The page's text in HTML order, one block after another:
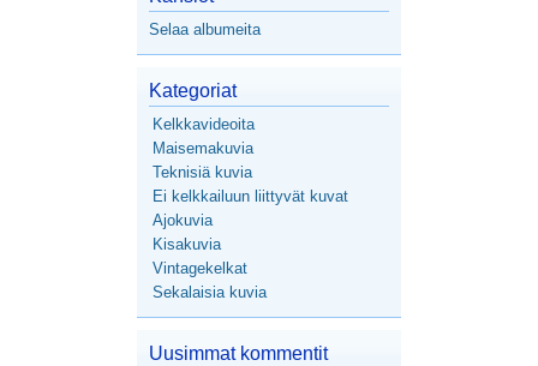
Selaa albumeita
Kategoriat
Kelkkavideoita
Maisemakuvia
Teknisiä kuvia
Ei kelkkailuun liittyvät kuvat
Ajokuvia
Kisakuvia
Vintagekelkat
Sekalaisia kuvia
Uusimmat kommentit